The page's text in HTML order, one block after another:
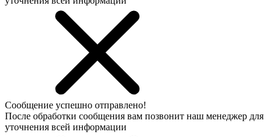
Сообщение успешно отправлено!
После обработки сообщения вам позвонит наш менеджер для
уточнения всей информации